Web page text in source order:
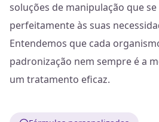
soluções de manipulação que
perfeitamente às suas
Entendemos que cada
padronização nem sempre é a
um tratamento eficaz.